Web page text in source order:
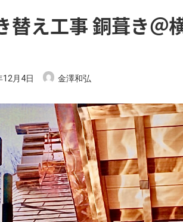
替え工事 銅葺き＠
12月4日 金澤和弘